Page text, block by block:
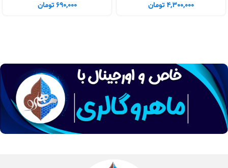
4,300,000 تومان 690,000 تومان